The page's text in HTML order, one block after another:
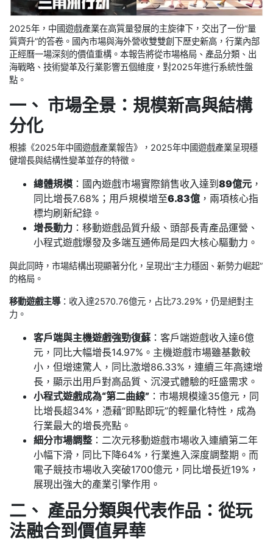
2025年，中國遊戲產業在高質量發展的主旋律下，交出了一份“量
質齊升”的答卷。國內市場與海外營收雙雙創下歷史新高，行業內部
正經曆一場深刻的價值重構。本報告將從市場格局、產品分類、出
海戰略、技術變革及行業影響五個維度，對2025年進行系統性盤
點。
一、 市場全景：規模新高與結構
分化
根據《2025年中國遊戲產業報告》，2025年中國遊戲產業呈現穩
健增長與結構性變革並存的特徵。
總體規模 ：國內遊戲市場實際銷售收入達到89億元 ，
同比增長7.68%；用戶規模增至6.83億 ，兩項核心指
標均刷新紀錄。
增長動力 ：移動遊戲品質升級、頭部長青產品運營、
小程式遊戲爆發及多端互通佈局是四大核心驅動力。
與此同時，市場結構出現顯著分化，呈現出“主力穩固、新勢力崛起”
的格局。
移動遊戲主導：收入達2570.76億元，占比73.29%，仍是絕對主
力。
客戶端與主機遊戲強勁復蘇 ：客戶端遊戲收入達6億
元，同比大幅增長14.97%。主機遊戲市場雖基數較
小，但增速驚人，同比激增86.33%，連續三年高速增
長，顯示出用戶對高品質、沉浸式體驗的旺盛需求。
小程式遊戲成為“第二曲線” ：市場規模達35億元，同
比增長超34%，憑藉“即點即玩”的輕量化特性，成為
行業最大的增長亮點。
細分市場調整 ：二次元移動遊戲市場收入連續第二年
小幅下滑，同比下降64%，行業進入深度調整期。而
電子競技市場收入突破1700億元，同比增長近19%，
展現出強大的產業引擎作用。
二、 產品分類與代表作品：從玩
法融合到價值昇華